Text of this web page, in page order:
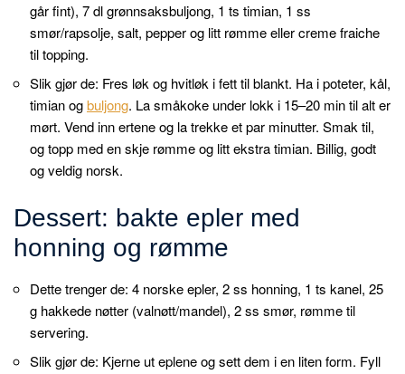
går fint), 7 dl grønnsaksbuljong, 1 ts timian, 1 ss
smør/rapsolje, salt, pepper og litt rømme eller creme fraiche
til topping.
Slik gjør de: Fres løk og hvitløk i fett til blankt. Ha i poteter, kål,
timian ogbuljong. La småkoke under lokk i 15–20 min til alt er
mørt. Vend inn ertene og la trekke et par minutter. Smak til,
og topp med en skje rømme og litt ekstra timian. Billig, godt
og veldig norsk.
Dessert: bakte epler med
honning og rømme
Dette trenger de: 4 norske epler, 2 ss honning, 1 ts kanel, 25
g hakkede nøtter (valnøtt/mandel), 2 ss smør, rømme til
servering.
Slik gjør de: Kjerne ut eplene og sett dem i en liten form. Fyll